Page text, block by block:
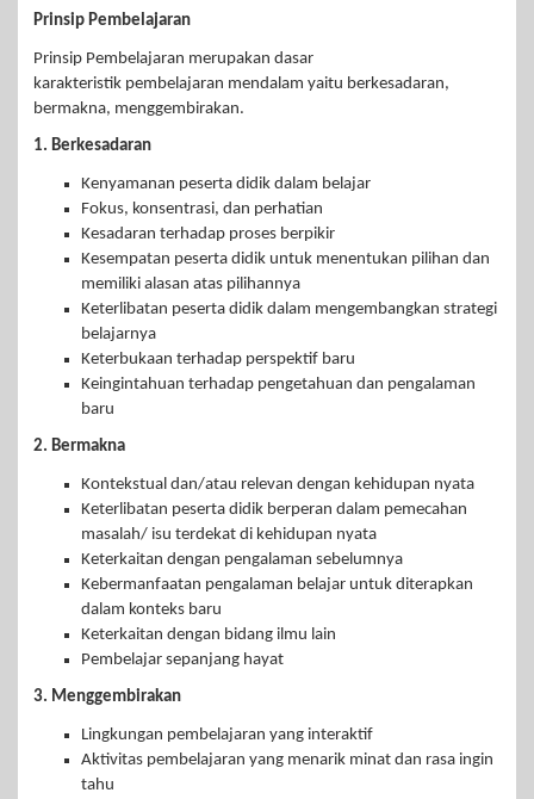
Prinsip Pembelajaran
Prinsip Pembelajaran merupakan dasar
karakteristik pembelajaran mendalam yaitu berkesadaran,
bermakna, menggembirakan.
1. Berkesadaran
Kenyamanan peserta didik dalam belajar
Fokus, konsentrasi, dan perhatian
Kesadaran terhadap proses berpikir
Kesempatan peserta didik untuk menentukan pilihan dan
memiliki alasan atas pilihannya
Keterlibatan peserta didik dalam mengembangkan strategi
belajarnya
Keterbukaan terhadap perspektif baru
Keingintahuan terhadap pengetahuan dan pengalaman
baru
2. Bermakna
Kontekstual dan/atau relevan dengan kehidupan nyata
Keterlibatan peserta didik berperan dalam pemecahan
masalah/ isu terdekat di kehidupan nyata
Keterkaitan dengan pengalaman sebelumnya
Kebermanfaatan pengalaman belajar untuk diterapkan
dalam konteks baru
Keterkaitan dengan bidang ilmu lain
Pembelajar sepanjang hayat
3. Menggembirakan
Lingkungan pembelajaran yang interaktif
Aktivitas pembelajaran yang menarik minat dan rasa ingin
tahu